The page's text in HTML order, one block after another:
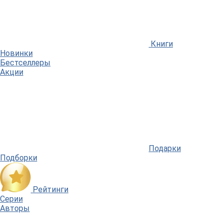
Книги
Новинки
Бестселлеры
Акции
Подарки
Подборки
Рейтинги
Серии
Авторы